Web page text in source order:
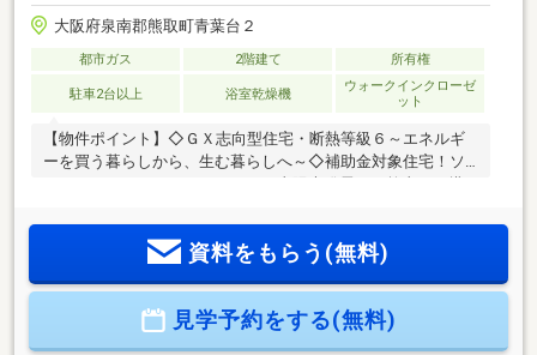
大阪府泉南郡熊取町青葉台２
都市ガス 2階建て 所有権
駐車2台以上 浴室乾燥機
ウォークインクローゼ
ット
【物件ポイント】◇ＧＸ志向型住宅・断熱等級６～エネルギ
ーを買う暮らしから、生む暮らしへ～◇補助金対象住宅！ソ
算がなくなり次第終了となります。）・敷地約５６坪！各所
に収納スペースをたっぷり設けた広々３ＬＤＫです♪・一年中
市内、関西国際空港など好アクセスです！【周辺環境】・西
小学校 徒歩１６分・熊取中学校 徒歩２９分・イオン 徒
資料をもらう(無料)
見学予約をする(無料)